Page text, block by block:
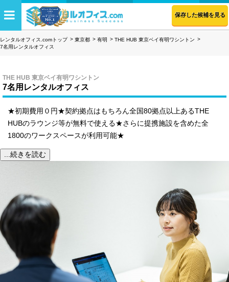
保存した候補を見る
レンタルオフィス.comトップ 東京都 有明
THE HUB 東京ベイ有明ワシントン
7名用レンタルオフィス
THE HUB 東京ベイ有明ワシントン
7名用レンタルオフィス
★初期費用０円★契約拠点はもちろん全国80拠点以上あるTHE
HUBのラウンジ等が無料で使える★さらに提携施設を含めた全
1800のワークスペースが利用可能★
...続きを読む